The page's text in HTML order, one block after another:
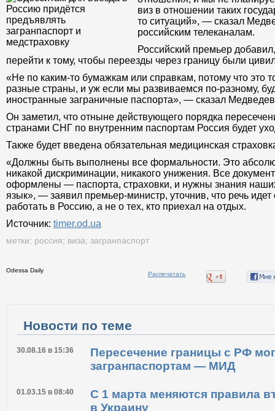
виз в отношении таких
то ситуаций», — сказал
российским телеканалам.
Российский премьер
перейти к тому, чтобы переезды через границу были
«Не по каким-то бумажкам или справкам, потому что
разные страны, и уж если мы развиваемся по-разному,
иностранные заграничные паспорта», — сказал
Он заметил, что отныне действующего порядка
странами СНГ по внутренним паспортам Россия будет
Также будет введена обязательная медицинская
«Должны быть выполнены все формальности. Это
никакой дискриминации, никакого унижения. Все
оформлены — паспорта, страховки, и нужны знания
язык», — заявил премьер-министр, уточнив, что речь идет
работать в Россию, а не о тех, кто приехал на отдых.
Источник: timer.od.ua
метки: россия; виза; загранпаспорт
Odessa Daily
Новости по теме
30.08.16 в 15:36
Пересечение границы с РФ
загранпаспортам — МИД